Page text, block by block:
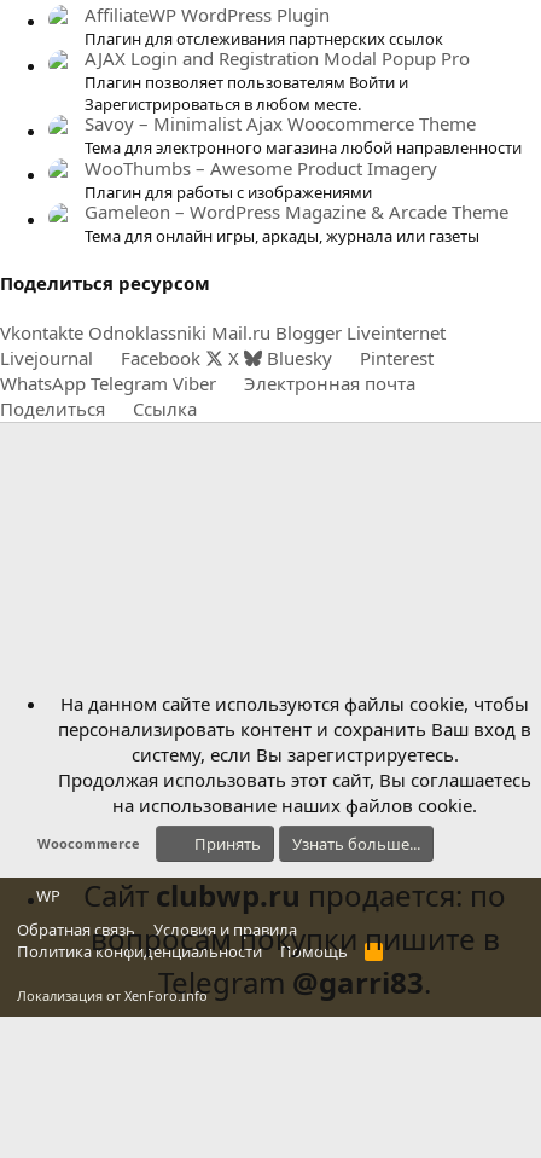
AffiliateWP WordPress Plugin
Плагин для отслеживания партнерских ссылок
AJAX Login and Registration Modal Popup Pro
Плагин позволяет пользователям Войти и
Зарегистрироваться в любом месте.
Savoy – Minimalist Ajax Woocommerce Theme
Тема для электронного магазина любой направленности
WooThumbs – Awesome Product Imagery
Плагин для работы с изображениями
Gameleon – WordPress Magazine & Arcade Theme
Тема для онлайн игры, аркады, журнала или газеты
Поделиться ресурсом
Vkontakte Odnoklassniki Mail.ru Blogger Liveinternet
Livejournal
Facebook X Bluesky
Pinterest
WhatsApp Telegram Viber
Электронная почта
Поделиться
Ссылка
Woocommerce
WP
Обратная связь
Условия и правила
Политика конфиденциальности
Помощь
R
S
Локализация от XenForo.Info
На данном сайте используются файлы cookie, чтобы
персонализировать контент и сохранить Ваш вход в
систему, если Вы зарегистрируетесь.
Продолжая использовать этот сайт, Вы соглашаетесь
на использование наших файлов cookie.
Принять Узнать больше...
Сайт clubwp.ru продается: по
вопросам покупки пишите в
Telegram @garri83.